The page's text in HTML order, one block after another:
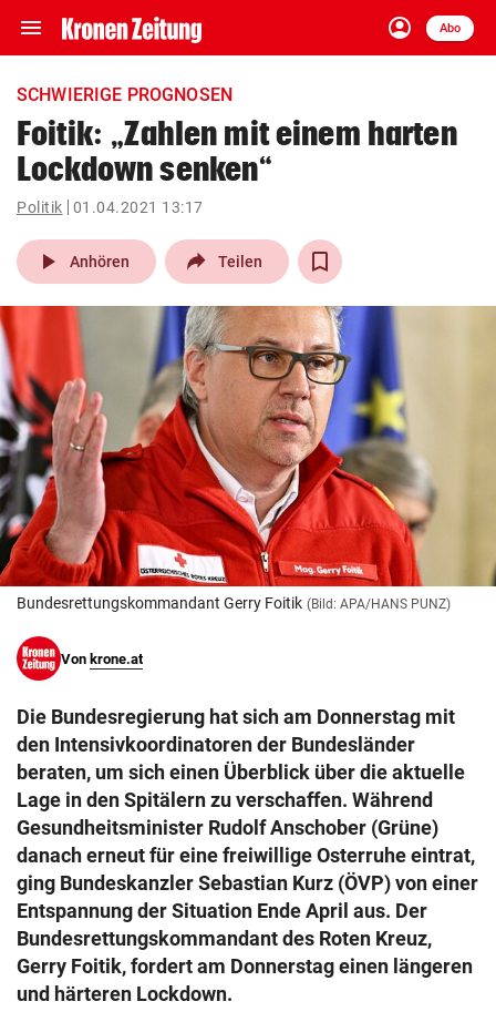
menu Navigation
ein-/ausklappen
account_circle
Anmelden
Abo
close Schließen
account_circle Anmelden
pin_drop
Wien arrow_right
bookmark
search
Suchbegriff
eingeben
© Krone Multimedia GmbH & Co KG 2026
Muthgasse 2, 1190 Wien
SCHWIERIGE PROGNOSEN
Foitik: „Zahlen mit einem harten
Lockdown senken“
Politik 01.04.2021 13:17
play_arrow Anhören Teilen
Bundesrettungskommandant Gerry Foitik (Bild: APA/HANS PUNZ)
Von krone.at
Die Bundesregierung hat sich am Donnerstag mit
den Intensivkoordinatoren der Bundesländer
beraten, um sich einen Überblick über die aktuelle
Lage in den Spitälern zu verschaffen. Während
Gesundheitsminister Rudolf Anschober (Grüne)
danach erneut für eine freiwillige Osterruhe eintrat,
ging Bundeskanzler Sebastian Kurz (ÖVP) von einer
Entspannung der Situation Ende April aus. Der
Bundesrettungskommandant des Roten Kreuz,
Gerry Foitik, fordert am Donnerstag einen längeren
und härteren Lockdown.